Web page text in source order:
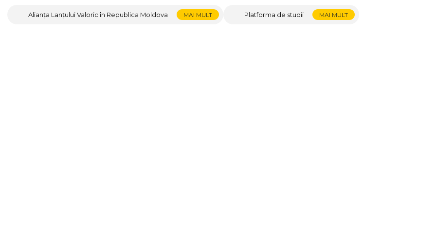
Alianța Lanțului Valoric în Republica Moldova MAI MULT Platforma de studii MAI MULT